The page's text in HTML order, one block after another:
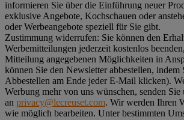
informieren Sie über die Einführung neuer
exklusive Angebote, Kochschauen oder
oder Werbeangebote speziell für Sie gibt.
Zustimmung widerrufen: Sie können den
Werbemitteilungen jederzeit kostenlos
Mitteilung angegebenen Möglichkeiten in
können Sie den Newsletter abbestellen,
Abbestellen am Ende jeder E-Mail klicken).
Werbung mehr von uns wünschen, senden
an privacy@lecreuset.com. Wir werden Ihren
wie möglich bearbeiten. Unter bestimmten